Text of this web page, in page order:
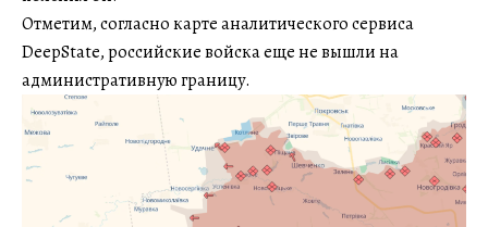
Отметим, согласно карте аналитического сервиса
DeepState, российские войска еще не вышли на
административную границу.